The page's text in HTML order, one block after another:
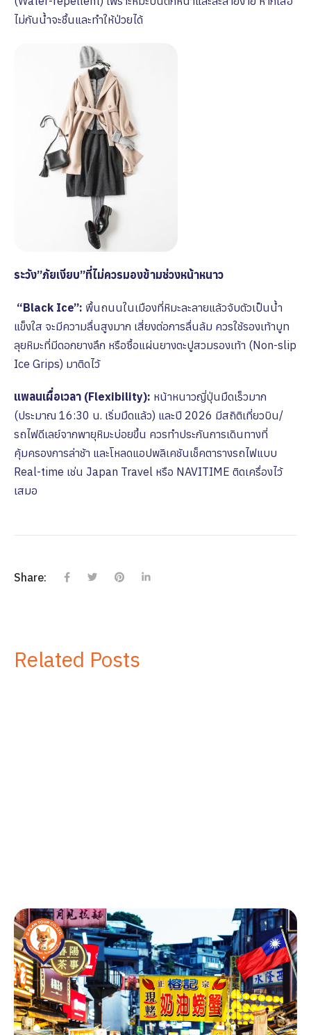
ไม่กันน้ำจะชื้นและทำให้ป่วยได้
ระวัง”ภัยเงียบ”ที่ไม่ควรมองข้ามช่วงหน้าหนาว
“Black Ice”: พื้นถนนในเมืองที่หิมะละลายแล้วจับตัวเป็นน้ำ
แข็งใส จะมีความลื่นสูงมาก เสี่ยงต่อการลื่นล้ม ควรใช้รองเท้าบูท
ลุยหิมะที่มีดอกยางลึก หรือซื้อแผ่นยางตะปูสวมรองเท้า (Non-slip
Ice Grips) มาติดไว้
แพลนเผื่อเวลา (Flexibility): หน้าหนาวญี่ปุ่นมืดเร็วมาก
(ประมาณ 16:30 น. เริ่มมืดแล้ว) และปี 2026 มีสถิติเที่ยวบิน/
รถไฟดีเลย์จากพายุหิมะบ่อยขึ้น ควรทำประกันการเดินทางที่
คุ้มครองการล่าช้า และโหลดแอปพลิเคชันเช็คตารางรถไฟแบบ
Real-time เช่น Japan Travel หรือ NAVITIME ติดเครื่องไว้
เสมอ
Share:
Related Posts